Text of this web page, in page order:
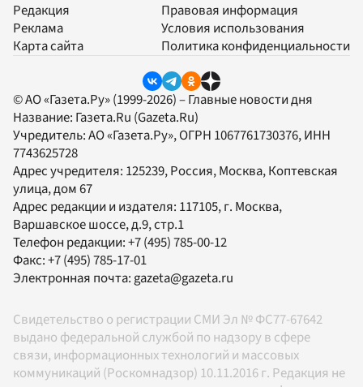
Редакция
Реклама
Карта сайта
Правовая информация
Условия использования
Политика конфиденциальности
© АО «Газета.Ру» (1999-2026) – Главные новости дня
Название: Газета.Ru (Gazeta.Ru)
Учредитель:АО «Газета.Ру», ОГРН 1067761730376, ИНН
7743625728
Адрес учредителя: 125239, Россия, Москва, Коптевская
улица, дом 67
Адрес редакции и издателя: 117105, г. Москва,
Варшавское шоссе, д.9, стр.1
Телефон редакции:+7 (495) 785-00-12
Факс:+7 (495) 785-17-01
Электронная почта:gazeta@gazeta.ru
Свидетельство о регистрации СМИ Эл № ФС77-67642
выдано федеральной службой по надзору в сфере
связи, информационных технологий и массовых
коммуникаций (Роскомнадзор) 10.11.2016 г. Редакция не